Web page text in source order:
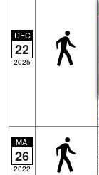
DEC
22
2025
MAI
26
2022